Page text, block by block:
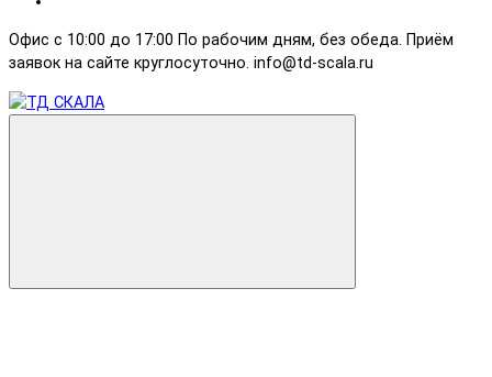
Офис с 10:00 до 17:00 По рабочим дням, без обеда. Приём
заявок на сайте круглосуточно. info@td-scala.ru